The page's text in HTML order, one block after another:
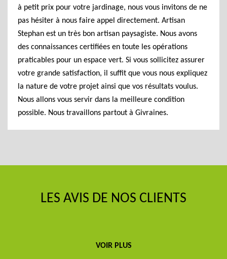
à petit prix pour votre jardinage, nous vous invitons de ne
pas hésiter à nous faire appel directement. Artisan
Stephan est un très bon artisan paysagiste. Nous avons
des connaissances certifiées en toute les opérations
praticables pour un espace vert. Si vous sollicitez assurer
votre grande satisfaction, il suffit que vous nous expliquez
la nature de votre projet ainsi que vos résultats voulus.
Nous allons vous servir dans la meilleure condition
possible. Nous travaillons partout à Givraines.
LES AVIS DE NOS CLIENTS
VOIR PLUS